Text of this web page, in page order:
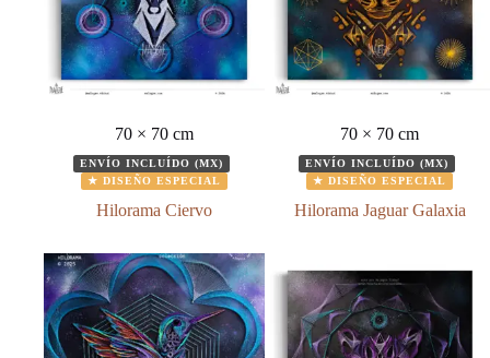
70 × 70 cm
ENVÍO INCLUÍDO (MX)
★ DISEÑO ESPECIAL
Hilorama Ciervo
70 × 70 cm
ENVÍO INCLUÍDO (MX)
★ DISEÑO ESPECIAL
Hilorama Jaguar Galaxia